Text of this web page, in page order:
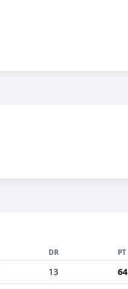
DR PT
13 64